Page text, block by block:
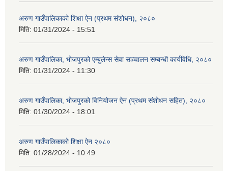
अरुण गाउँपालिकाको शिक्षा ऐन (प्रथम संशोधन), २०८०
मिति: 01/31/2024 - 15:51
अरुण गाउँपालिका, भोजपुरको एम्बुलेन्स सेवा सञ्चालन सम्बन्धी कार्यविधि, २०८०
मिति: 01/31/2024 - 11:30
अरुण गाउँपालिका, भोजपुरको विनियोजन ऐन (प्रथम संशोधन सहित), २०८०
मिति: 01/30/2024 - 18:01
अरुण गाउँपालिकाको शिक्षा ऐन २०८०
मिति: 01/28/2024 - 10:49